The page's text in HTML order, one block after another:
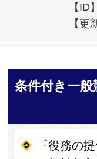
【ID】
【更
条件付き一般
『役務の